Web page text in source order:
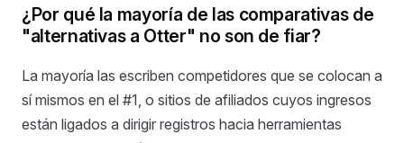
¿Por qué la mayoría de las comparativas de
"alternativas a Otter" no son de fiar?
La mayoría las escriben competidores que se colocan a
sí mismos en el #1, o sitios de afiliados cuyos ingresos
están ligados a dirigir registros hacia herramientas